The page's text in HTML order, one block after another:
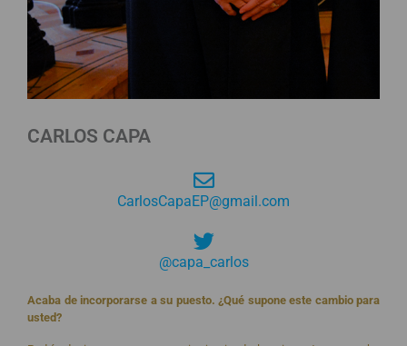
CARLOS CAPA
CarlosCapaEP@gmail.com
@capa_carlos
Acaba de incorporarse a su puesto. ¿Qué supone este cambio para
usted?